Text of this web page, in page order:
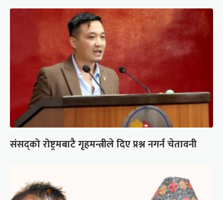
संसद्को रोष्ट्रमबाटै गृहमन्त्रीले दिए प्रश्न नगर्न चेतावनी